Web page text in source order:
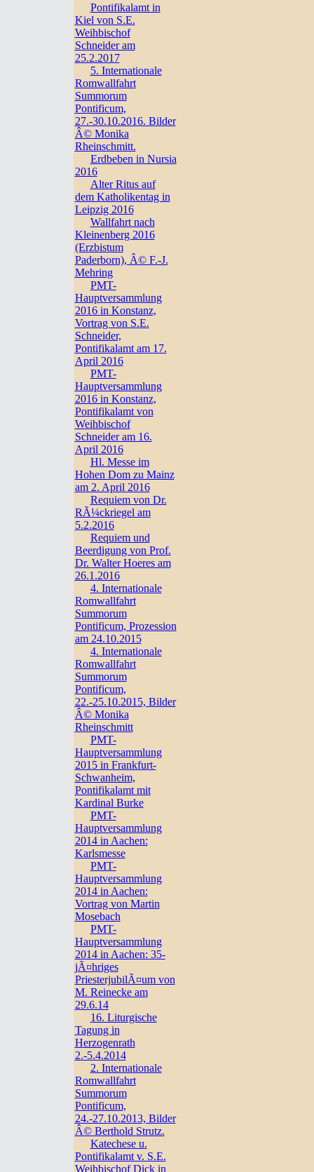
Pontifikalamt in
Kiel von S.E.
Weihbischof
Schneider am
25.2.2017
5. Internationale
Romwallfahrt
Summorum
Pontificum,
27.-30.10.2016. Bilder
Â© Monika
Rheinschmitt.
Erdbeben in Nursia
2016
Alter Ritus auf
dem Katholikentag in
Leipzig 2016
Wallfahrt nach
Kleinenberg 2016
(Erzbistum
Paderborn), Â© F.-J.
Mehring
PMT-
Hauptversammlung
2016 in Konstanz,
Vortrag von S.E.
Schneider,
Pontifikalamt am 17.
April 2016
PMT-
Hauptversammlung
2016 in Konstanz,
Pontifikalamt von
Weihbischof
Schneider am 16.
April 2016
Hl. Messe im
Hohen Dom zu Mainz
am 2. April 2016
Requiem von Dr.
RÃ¼ckriegel am
5.2.2016
Requiem und
Beerdigung von Prof.
Dr. Walter Hoeres am
26.1.2016
4. Internationale
Romwallfahrt
Summorum
Pontificum, Prozession
am 24.10.2015
4. Internationale
Romwallfahrt
Summorum
Pontificum,
22.-25.10.2015, Bilder
Â© Monika
Rheinschmitt
PMT-
Hauptversammlung
2015 in Frankfurt-
Schwanheim,
Pontifikalamt mit
Kardinal Burke
PMT-
Hauptversammlung
2014 in Aachen:
Karlsmesse
PMT-
Hauptversammlung
2014 in Aachen:
Vortrag von Martin
Mosebach
PMT-
Hauptversammlung
2014 in Aachen: 35-
jÃ¤hriges
PriesterjubilÃ¤um von
M. Reinecke am
29.6.14
16. Liturgische
Tagung in
Herzogenrath
2.-5.4.2014
2. Internationale
Romwallfahrt
Summorum
Pontificum,
24.-27.10.2013, Bilder
Â© Berthold Strutz.
Katechese u.
Pontifikalamt v. S.E.
Weihbischof Dick in